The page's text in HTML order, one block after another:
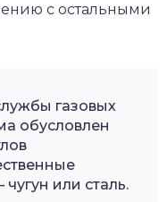
с остальными
газовых
обусловлен
или сталь.